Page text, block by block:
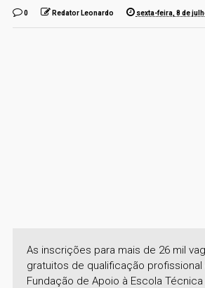
0 Redator Leonardo sexta-feira, 8 de
As inscrições para mais de 26 mil
gratuitos de qualificação profissional
Fundação de Apoio à Escola Técnica